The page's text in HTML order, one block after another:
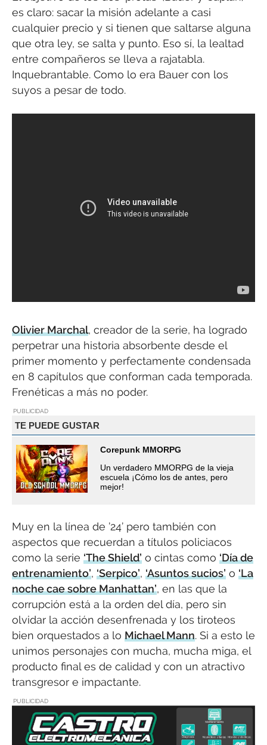
es claro: sacar la misión adelante a casi
cualquier precio y si tienen que saltarse alguna
que otra ley, se salta y punto. Eso sí, la lealtad
entre compañeros se lleva a rajatabla.
Inquebrantable. Como lo era Bauer con los
suyos a pesar de todo.
Olivier Marchal, creador de la serie, ha logrado
perpetrar una historia absorbente desde el
primer momento y perfectamente condensada
en 8 capítulos que conforman cada temporada.
Frenéticas a más no poder.
PUBLICIDAD
TE PUEDE GUSTAR
Corepunk MMORPG
Un verdadero MMORPG de la vieja
escuela ¡Cómo los de antes, pero
mejor!
Muy en la línea de ’24’ pero también con
aspectos que recuerdan a títulos policiacos
como la serie ‘The Shield’ o cintas como ‘Día de
entrenamiento’, ‘Serpico’, ‘Asuntos sucios’ o ‘La
noche cae sobre Manhattan’, en las que la
corrupción está a la orden del día, pero sin
olvidar la acción desenfrenada y los tiroteos
bien orquestados a lo Michael Mann. Si a esto le
unimos personajes con mucha, mucha miga, el
producto final es de calidad y con un atractivo
transgresor e impactante.
PUBLICIDAD